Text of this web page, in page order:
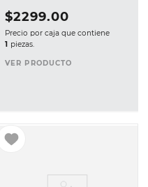
$2299.00
Precio por caja que contiene
1 piezas.
VER PRODUCTO